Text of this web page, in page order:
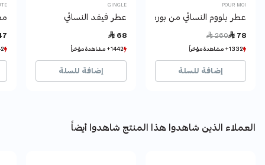
POUR MOI
عطر بلووم النسائي من بورموا
 78
Price reduced from
 260
1332+ مشاهدة مؤخراً
1852+ بيع مؤخراً
1332+ مشاهدة مؤخراً
1852+ بيع مؤخراً
إضافة للسلة
GINGLE
عطر فيفد النسائي
 68
1442+ مشاهدة مؤخراً
1325+ بيع مؤخراً
1442+ مشاهدة مؤخراً
1325+ بيع مؤخراً
إضافة للسلة
42+42+
العملاء الذين شاهدوا هذا المنتج شاهدوا أيضاً